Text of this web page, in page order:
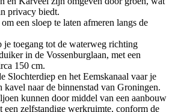
privacy biedt.
een sloep te laten afmeren langs de
toegang tot de waterweg richting
in de Vossenburglaan, met een
150 cm.
Slochterdiep en het Eemskanaal vaar je
naar de binnenstad van Groningen.
kunnen door middel van een aanbouw
een zelfstandige werkruimte, conform de